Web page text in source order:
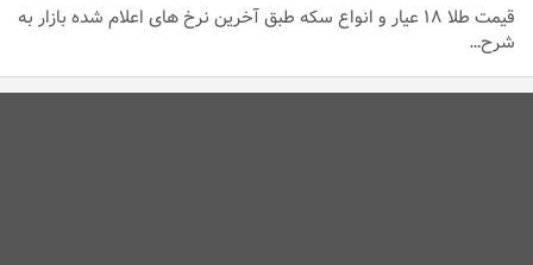
قیمت طلا ۱۸ عیار و انواع سکه طبق آخرین نرخ های اعلام شده بازار به
شرح…